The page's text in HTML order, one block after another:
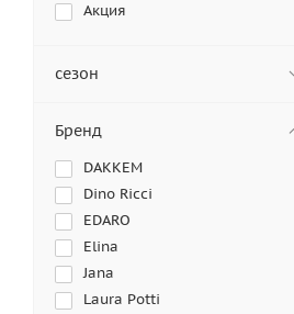
Акция
сезон
Бренд
DAKKEM
Dino Ricci
EDARO
Elina
Jana
Laura Potti